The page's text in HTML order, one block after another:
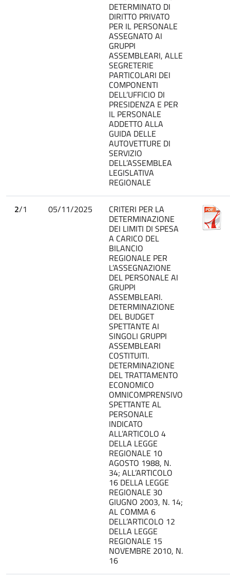
DETERMINATO DI
DIRITTO PRIVATO
PER IL PERSONALE
ASSEGNATO AI
GRUPPI
ASSEMBLEARI, ALLE
SEGRETERIE
PARTICOLARI DEI
COMPONENTI
DELL’UFFICIO DI
PRESIDENZA E PER
IL PERSONALE
ADDETTO ALLA
GUIDA DELLE
AUTOVETTURE DI
SERVIZIO
DELL’ASSEMBLEA
LEGISLATIVA
REGIONALE
2/1 05/11/2025 CRITERI PER LA
DETERMINAZIONE
DEI LIMITI DI SPESA
A CARICO DEL
BILANCIO
REGIONALE PER
L’ASSEGNAZIONE
DEL PERSONALE AI
GRUPPI
ASSEMBLEARI.
DETERMINAZIONE
DEL BUDGET
SPETTANTE AI
SINGOLI GRUPPI
ASSEMBLEARI
COSTITUITI.
DETERMINAZIONE
DEL TRATTAMENTO
ECONOMICO
OMNICOMPRENSIVO
SPETTANTE AL
PERSONALE
INDICATO
ALL’ARTICOLO 4
DELLA LEGGE
REGIONALE 10
AGOSTO 1988, N.
34; ALL’ARTICOLO
16 DELLA LEGGE
REGIONALE 30
GIUGNO 2003, N. 14;
AL COMMA 6
DELL’ARTICOLO 12
DELLA LEGGE
REGIONALE 15
NOVEMBRE 2010, N.
16